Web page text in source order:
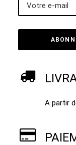
A partir